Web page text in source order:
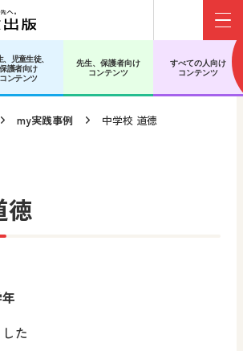
移動
動
、児童生徒、
保護者向け
コンテンツ
先生、保護者向け
コンテンツ
すべての人向け
コンテンツ
my実践事例 中学校 道徳
徳
た